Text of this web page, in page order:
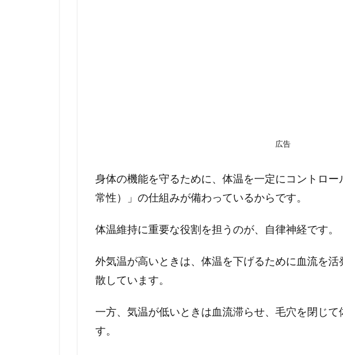
広告
身体の機能を守るために、体温を一定にコントロ
常性）」の仕組みが備わっているからです。
体温維持に重要な役割を担うのが、自律神経です。
外気温が高いときは、体温を下げるために血流を
散しています。
一方、気温が低いときは血流滞らせ、毛穴を閉じて
す。